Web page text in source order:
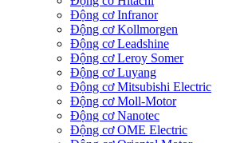
Động cơ Infranor
Động cơ Kollmorgen
Động cơ Leadshine
Động cơ Leroy Somer
Động cơ Luyang
Động cơ Mitsubishi Electric
Động cơ Moll-Motor
Động cơ Nanotec
Động cơ OME Electric